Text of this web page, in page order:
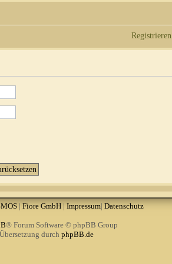
Registrieren
| Fiore GmbH| Impressum| Datenschutz
® Forum Software © phpBB Group
durch phpBB.de